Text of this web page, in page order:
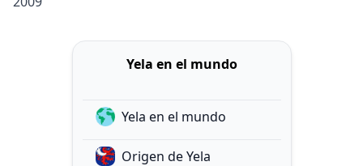
Yela en el mundo
Yela en el mundo
Origen de Yela